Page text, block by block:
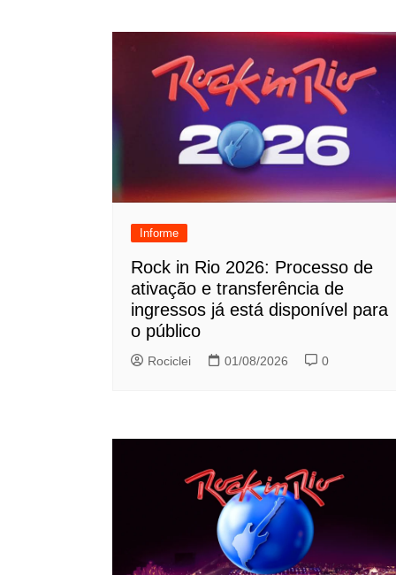
Informe
Rock in Rio 2026: Processo de
ativação e transferência de
ingressos já está disponível para
o público
Rociclei 01/08/2026 0